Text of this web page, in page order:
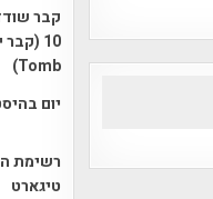
קבר
Tomb)
יום
רשימת
טיגארט